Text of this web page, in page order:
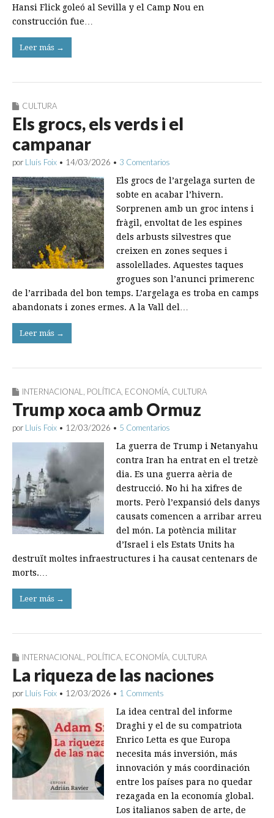
Hansi Flick goleó al Sevilla y el Camp Nou en
construcción fue…
Leer más →
CULTURA
Els grocs, els verds i el
campanar
por Lluís Foix • 14/03/2026 • 3 Comentarios
Els grocs de l’argelaga surten de
sobte en acabar l’hivern.
Sorprenen amb un groc intens i
fràgil, envoltat de les espines
dels arbusts silvestres que
creixen en zones seques i
assolellades. Aquestes taques
grogues son l’anunci primerenc
de l’arribada del bon temps. L’argelaga es troba en camps
abandonats i zones ermes. A la Vall del…
Leer más →
INTERNACIONAL, POLÍTICA, ECONOMÍA, CULTURA
Trump xoca amb Ormuz
por Lluís Foix • 12/03/2026 • 5 Comentarios
La guerra de Trump i Netanyahu
contra Iran ha entrat en el tretzè
dia. Es una guerra aèria de
destrucció. No hi ha xifres de
morts. Però l’expansió dels danys
causats comencen a arribar arreu
del món. La potència militar
d’Israel i els Estats Units ha
destruït moltes infraestructures i ha causat centenars de
morts.…
Leer más →
INTERNACIONAL POLÍTICA ECONOMÍA CULTURA
La riqueza de las naciones
por Lluís Foix • 12/03/2026 • 1 Comments
La idea central del informe
Draghi y el de su compatriota
Enrico Letta es que Europa
necesita más inversión, más
innovación y más coordinación
entre los países para no quedar
rezagada en la economía global.
Los italianos saben de arte, de